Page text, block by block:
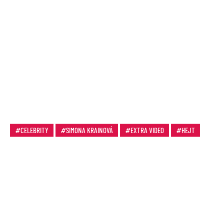
CELEBRITY SIMONA KRAINOVÁ EXTRA VIDEO HEJT